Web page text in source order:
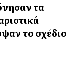
τα
το σχέδιο